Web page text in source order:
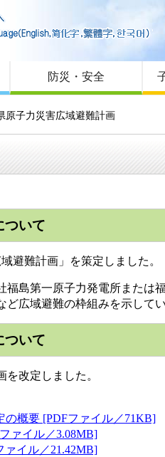
防災・安全
原子力災害広域避難計画
ついて
避難計画」を策定しました。
島第一原子力発電所または
広域避難の枠組みを示してい
ついて
改定しました。
概要 [PDFファイル／71KB]
ァイル／3.08MB]
イル／21.42MB]